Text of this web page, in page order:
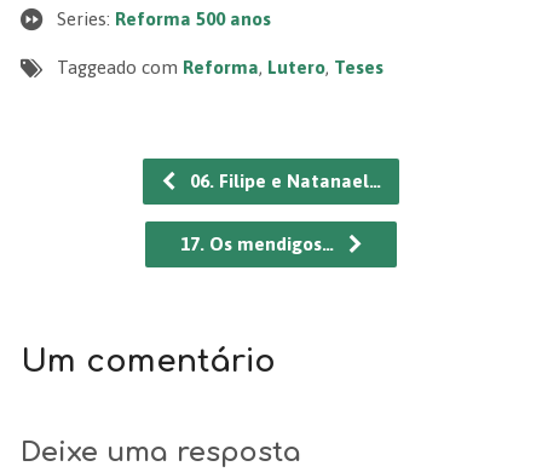
Series: Reforma 500 anos
Taggeado com Reforma, Lutero, Teses
06. Filipe e Natanael…
17. Os mendigos…
Um comentário
Deixe uma resposta